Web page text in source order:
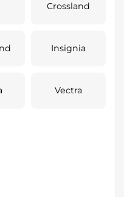
Crossland
Insignia
Vectra